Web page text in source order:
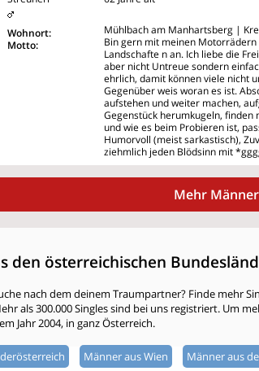
Wohnort:
Motto:
Mühlbach am Manhartsberg |
Bin gern mit meinen
Landschafte n an. Ich liebe die
aber nicht Untreue sondern
ehrlich, damit können viele nicht
Gegenüber weis woran es ist.
aufstehen und weiter machen,
Gegenstück herumkugeln, finden
und wie es beim Probieren ist,
Humorvoll (meist sarkastisch),
ziehmlich jeden Blödsinn mit
Mehr
den österreichischen
nach dem deinem Traumpartner? Finde mehr
als 300.000 Singles sind bei uns registriert. Um
Jahr 2004, in ganz Österreich.
Männer aus Wien Männer aus